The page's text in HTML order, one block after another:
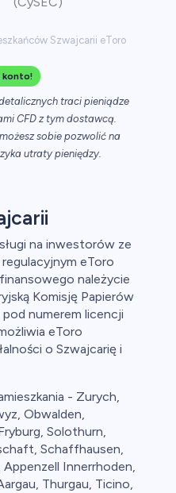
Szwajcarii eToro
konto!
traci pieniądze
CFD z tym dostawcą.
sobie pozwolić na
utraty pieniędzy.
na inwestorów ze
eToro
należycie
Komisję Papierów
numerem licencji
eToro
o Szwajcarię i
- Zurych,
Obwalden,
Solothurn,
Schaffhausen,
Innerrhoden,
Thurgau, Ticino,